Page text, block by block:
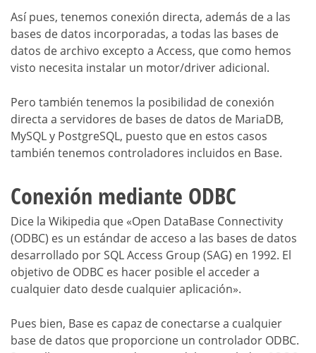
Así pues, tenemos conexión directa, además de a las
bases de datos incorporadas, a todas las bases de
datos de archivo excepto a Access, que como hemos
visto necesita instalar un motor/driver adicional.
Pero también tenemos la posibilidad de conexión
directa a servidores de bases de datos de MariaDB,
MySQL y PostgreSQL, puesto que en estos casos
también tenemos controladores incluidos en Base.
Conexión mediante ODBC
Dice la Wikipedia que «Open DataBase Connectivity
(ODBC) es un estándar de acceso a las bases de datos
desarrollado por SQL Access Group (SAG) en 1992. El
objetivo de ODBC es hacer posible el acceder a
cualquier dato desde cualquier aplicación».
Pues bien, Base es capaz de conectarse a cualquier
base de datos que proporcione un controlador ODBC.